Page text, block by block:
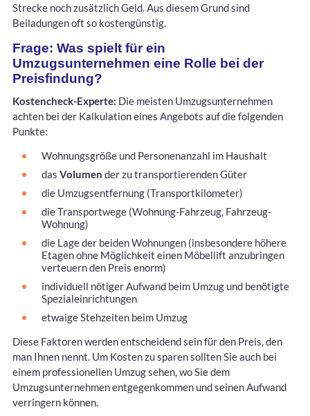
Strecke noch zusätzlich Geld. Aus diesem Grund sind
Beiladungen oft so kostengünstig.
Frage: Was spielt für ein
Umzugsunternehmen eine Rolle bei der
Preisfindung?
Kostencheck-Experte: Die meisten Umzugsunternehmen
achten bei der Kalkulation eines Angebots auf die folgenden
Punkte:
Wohnungsgröße und Personenanzahl im Haushalt
das Volumen der zu transportierenden Güter
die Umzugsentfernung (Transportkilometer)
die Transportwege (Wohnung-Fahrzeug, Fahrzeug-
Wohnung)
die Lage der beiden Wohnungen (insbesondere höhere
Etagen ohne Möglichkeit einen Möbellift anzubringen
verteuern den Preis enorm)
individuell nötiger Aufwand beim Umzug und benötigte
Spezialeinrichtungen
etwaige Stehzeiten beim Umzug
Diese Faktoren werden entscheidend sein für den Preis, den
man Ihnen nennt. Um Kosten zu sparen sollten Sie auch bei
einem professionellen Umzug sehen, wo Sie dem
Umzugsunternehmen entgegenkommen und seinen Aufwand
verringern können.